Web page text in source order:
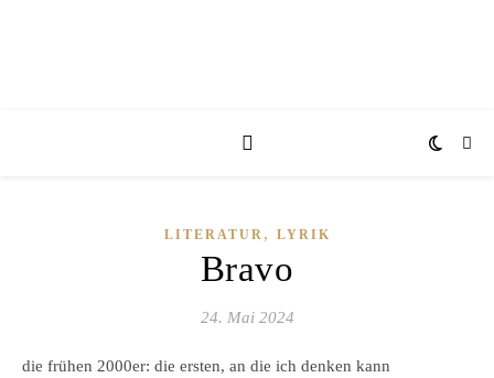
LITERATUR , LYRIK
Bravo
24. Mai 2024
die frühen 2000er: die ersten, an die ich denken kann